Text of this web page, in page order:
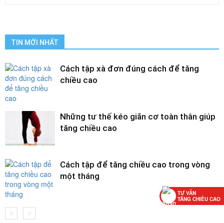
TIN MỚI NHẤT
Cách tập xà đơn đúng cách để tăng
chiều cao
Những tư thế kéo giãn cơ toàn thân giúp
tăng chiều cao
Cách tập để tăng chiều cao trong vòng
một tháng
TƯ VẤN
TĂNG CHIỀU CAO